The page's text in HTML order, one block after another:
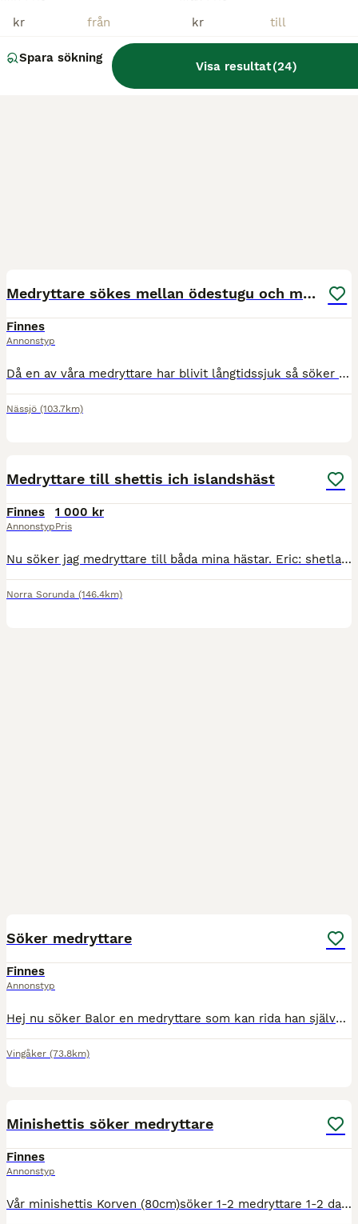
kr
kr
Spara sökning
Visa resultat(24)
Medryttare sökes mellan ödestugu och malmbäck
Finnes
Annonstyp
Då en av våra medryttare har blivit långtidssjuk så söker vi en självgående och ansvarstagande medryttare till 8 årigt sto som står mellan malmbäck och ödestugu Det finns belyst ridbana i stallet och
Nässjö (103.7km)
Medryttare till shettis ich islandshäst
Finnes
Annonstyp
1 000 kr
Pris
Nu söker jag medryttare till båda mina hästar. Eric: shetlandsponny, ca 107 hög och suuuupersnäll söker en liten medryttare. Har tävlats i både ponnytrav och monte så han kan springa snabbt. Gärna en
Norra Sorunda (146.4km)
Söker medryttare
Finnes
Annonstyp
Hej nu söker Balor en medryttare som kan rida han självständigt några dagar i veckan. Ungefär 2-4 gånger i veckan. Balor är en maxad D ponny på 11 år och är väldigt snäll men har sina påhitt ibland.
Vingåker (73.8km)
Minishettis söker medryttare
Finnes
Annonstyp
Vår minishettis Korven (80cm)söker 1-2 medryttare 1-2 dagar/v. Han är snäll att sköta om och rida, perfekt också för mindre barn som vill bli ledda eller longerade. Snäll att rida ut på ensam eller me